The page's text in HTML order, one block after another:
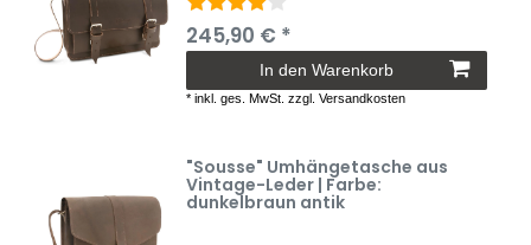
245,90 € *
In den Warenkorb
*inkl. ges. MwSt. zzgl.Versandkosten
"Sousse" Umhängetasche aus
Vintage-Leder | Farbe:
dunkelbraun antik